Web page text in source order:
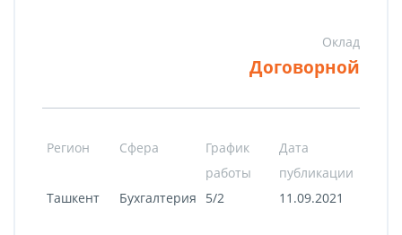
Оклад
Договорной
Регион Сфера
График
работы
Дата
публикации
Ташкент
Бухгалтерия 5/2 11.09.2021